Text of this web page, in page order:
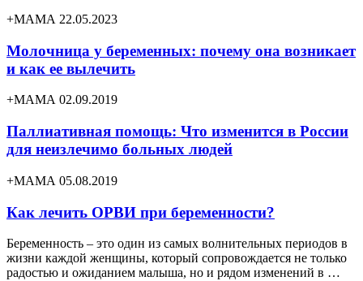
+МАМА 22.05.2023
Молочница у беременных: почему она возникает
и как ее вылечить
+МАМА 02.09.2019
Паллиативная помощь: Что изменится в России
для неизлечимо больных людей
+МАМА 05.08.2019
Как лечить ОРВИ при беременности?
Беременность – это один из самых волнительных периодов в
жизни каждой женщины, который сопровождается не только
радостью и ожиданием малыша, но и рядом изменений в …